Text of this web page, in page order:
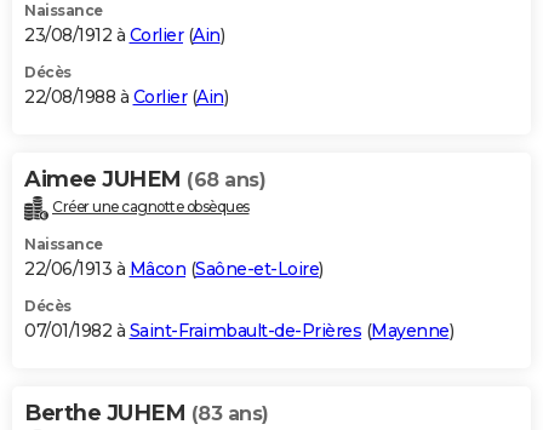
Naissance
23/08/1912 à Corlier(Ain)
Décès
22/08/1988 à Corlier(Ain)
Aimee JUHEM (68 ans)
Créer une cagnotte obsèques
Naissance
22/06/1913 à Mâcon (Saône-et-Loire)
Décès
07/01/1982 à Saint-Fraimbault-de-Prières (Mayenne)
Berthe JUHEM (83 ans)